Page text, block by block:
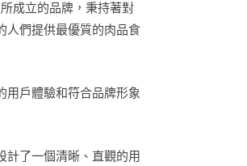
成立的品牌，秉持著對
人們提供最優質的肉品食
用戶體驗和符合品牌形象
計了一個清晰、直觀的用